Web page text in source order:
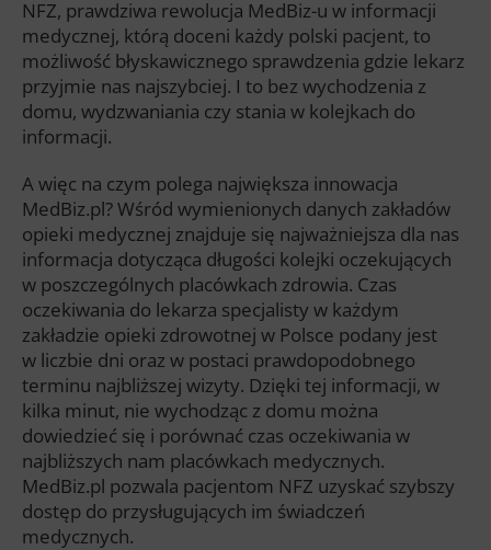
NFZ, prawdziwa rewolucja MedBiz-u w informacji
medycznej, którą doceni każdy polski pacjent, to
możliwość błyskawicznego sprawdzenia gdzie lekarz
przyjmie nas najszybciej. I to bez wychodzenia z
domu, wydzwaniania czy stania w kolejkach do
informacji.
A więc na czym polega największa innowacja
MedBiz.pl? Wśród wymienionych danych zakładów
opieki medycznej znajduje się najważniejsza dla nas
informacja dotycząca długości kolejki oczekujących
w poszczególnych placówkach zdrowia. Czas
oczekiwania do lekarza specjalisty w każdym
zakładzie opieki zdrowotnej w Polsce podany jest
w liczbie dni oraz w postaci prawdopodobnego
terminu najbliższej wizyty. Dzięki tej informacji, w
kilka minut, nie wychodząc z domu można
dowiedzieć się i porównać czas oczekiwania w
najbliższych nam placówkach medycznych.
MedBiz.pl pozwala pacjentom NFZ uzyskać szybszy
dostęp do przysługujących im świadczeń
medycznych.